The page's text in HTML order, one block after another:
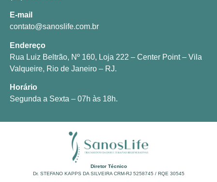
E-mail
contato@sanoslife.com.br
Endereço
Rua Luiz Beltrão, Nº 160, Loja 222 – Center Point – Vila
Valqueire, Rio de Janeiro – RJ.
Horário
Segunda a Sexta – 07h às 18h.
Diretor Técnico
Dr. STEFANO KAPPS DA SILVEIRA CRM-RJ 5258745 / RQE 30545